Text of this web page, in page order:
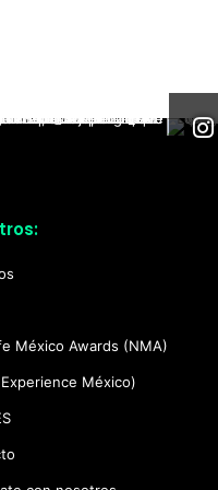
México Awards (NMA)
México)